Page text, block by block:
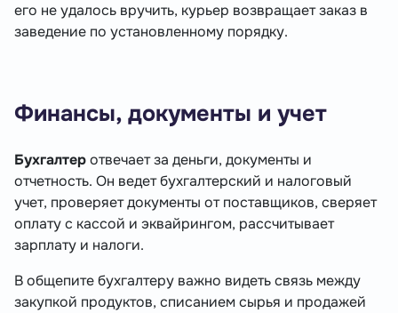
его не удалось вручить, курьер возвращает заказ в
заведение по установленному порядку.
Финансы, документы и учет
Бухгалтеротвечает за деньги, документы и
отчетность. Он ведет бухгалтерский и налоговый
учет, проверяет документы от поставщиков, сверяет
оплату с кассой и эквайрингом, рассчитывает
зарплату и налоги.
В общепите бухгалтеру важно видеть связь между
закупкой продуктов, списанием сырья и продажей